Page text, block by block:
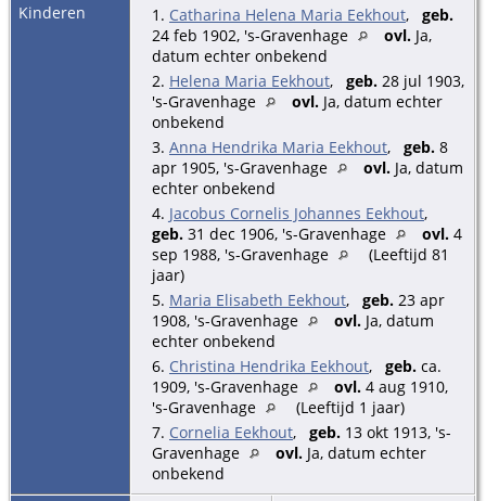
Kinderen
1. Catharina Helena Maria Eekhout, geb.
24 feb 1902, 's-Gravenhage
ovl. Ja,
datum echter onbekend
2. Helena Maria Eekhout, geb. 28 jul 1903,
's-Gravenhage
ovl. Ja, datum echter
onbekend
3. Anna Hendrika Maria Eekhout, geb. 8
apr 1905, 's-Gravenhage
ovl. Ja, datum
echter onbekend
4. Jacobus Cornelis Johannes Eekhout,
geb. 31 dec 1906, 's-Gravenhage ovl. 4
sep 1988, 's-Gravenhage
(Leeftijd 81
jaar)
5. Maria Elisabeth Eekhout, geb. 23 apr
1908, 's-Gravenhage
ovl. Ja, datum
echter onbekend
6. Christina Hendrika Eekhout, geb. ca.
1909, 's-Gravenhage
ovl. 4 aug 1910,
's-Gravenhage
(Leeftijd 1 jaar)
7. Cornelia Eekhout, geb. 13 okt 1913, 's-
Gravenhage
ovl. Ja, datum echter
onbekend